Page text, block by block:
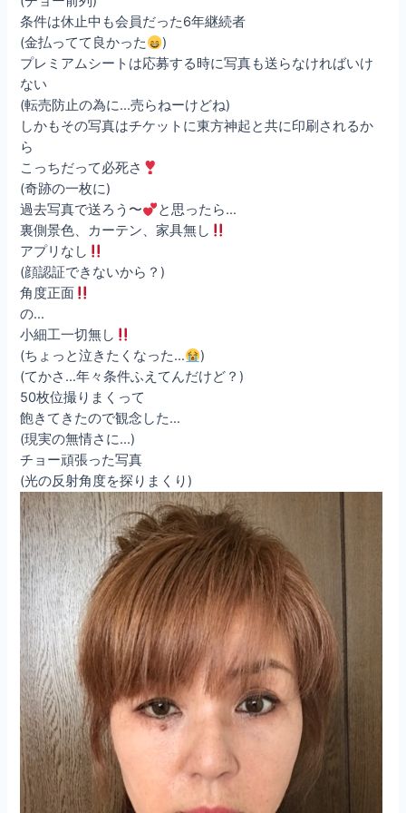
条件は休止中も会員だった6年継続者
(金払ってて良かった
)
プレミアムシートは応募する時に写真も送らなければいけ
ない
(転売防止の為に…売らねーけどね)
しかもその写真はチケットに東方神起と共に印刷されるか
ら
こっちだって必死さ
(奇跡の一枚に)
過去写真で送ろう〜
と思ったら…
裏側景色、カーテン、家具無し
アプリなし
(顔認証できないから？)
角度正面
の…
小細工一切無し
(ちょっと泣きたくなった…
)
(てかさ…年々条件ふえてんだけど？)
50枚位撮りまくって
飽きてきたので観念した…
(現実の無情さに…)
チョー頑張った写真
(光の反射角度を探りまくり)